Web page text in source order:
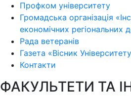
Профком університету
Громадська організація
економічних регіональних
Рада ветеранів
Газета «Вісник
Контакти
ФАКУЛЬТЕТИ ТА